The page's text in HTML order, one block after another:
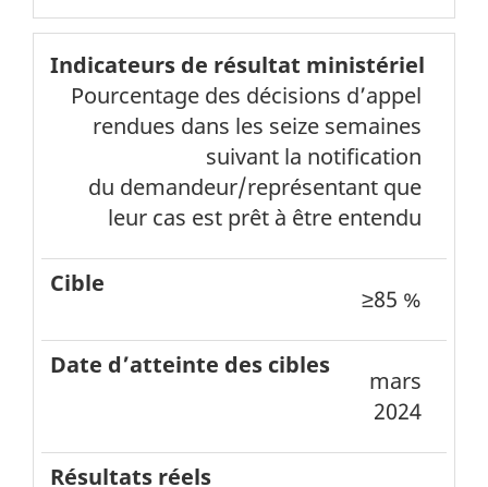
Pourcentage des décisions d’appel
rendues dans les seize semaines
suivant la notification
du demandeur/représentant que
leur cas est prêt à être entendu
≥85 %
mars
2024